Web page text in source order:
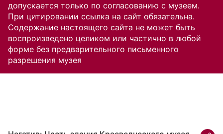
допускается только по согласованию с музеем.
При цитировании ссылка на сайт обязательна.
Содержание настоящего сайта не может быть
воспроизведено целиком или частично в любой
форме без предварительного письменного
разрешения музея